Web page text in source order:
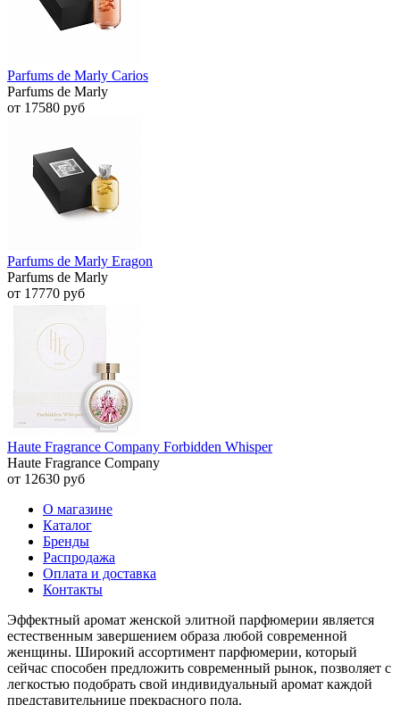
Parfums de Marly Carios
Parfums de Marly
от 17580 руб
Parfums de Marly Eragon
Parfums de Marly
от 17770 руб
Haute Fragrance Company Forbidden Whisper
Haute Fragrance Company
от 12630 руб
О магазине
Каталог
Бренды
Распродажа
Оплата и доставка
Контакты
Эффектный аромат женской элитной парфюмерии является
естественным завершением образа любой современной
женщины. Широкий ассортимент парфюмерии, который
сейчас способен предложить современный рынок, позволяет с
легкостью подобрать свой индивидуальный аромат каждой
представительнице прекрасного пола.